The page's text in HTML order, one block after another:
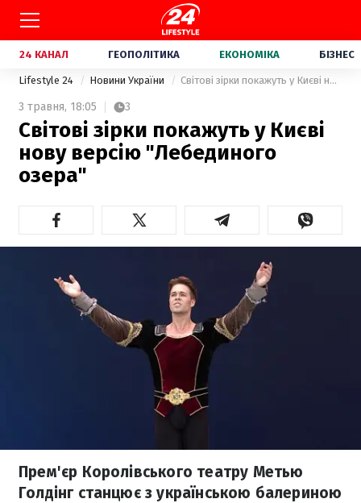
24 КАНАЛ ГЕОПОЛІТИКА ЕКОНОМІКА БІЗНЕС
Lifestyle 24 Новини України Світові зірки покажуть у Києві нову версію "Лебединого озера"
3 травня, 18:05 3
Світові зірки покажуть у Києві
нову версію "Лебединого
озера"
Прем'єр Королівського театру Метью
Голдінг станцює з українською балериною